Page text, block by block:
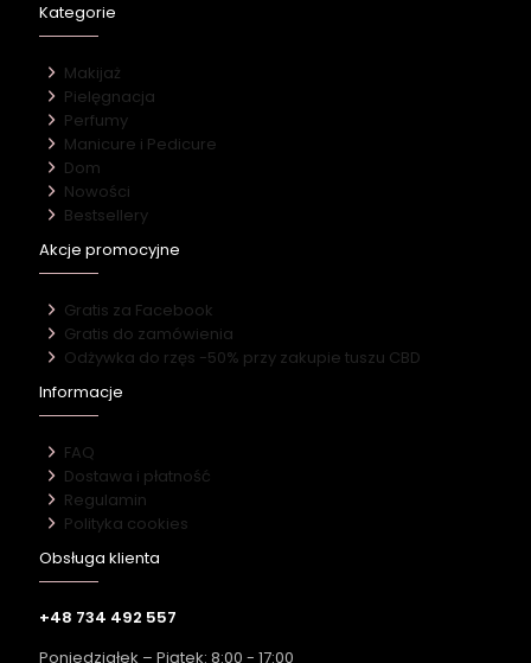
Kategorie
Makijaż
Pielęgnacja
Perfumy
Manicure i Pedicure
Dom
Nowości
Bestsellery
Akcje promocyjne
Gratis za Facebook
Gratis do zamówienia
Odżywka do rzęs -50% przy zakupie tuszu CBD
Informacje
FAQ
Dostawa i płatność
Regulamin
Polityka cookies
Obsługa klienta
+48 734 492 557
Poniedziałek – Piątek: 8:00 - 17:00